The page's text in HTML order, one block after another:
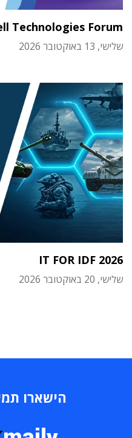
Technologies Forum
שלישי, 13 באוקטובר 2026
IT FOR IDF 2026
שלישי, 20 באוקטובר 2026
הישארו